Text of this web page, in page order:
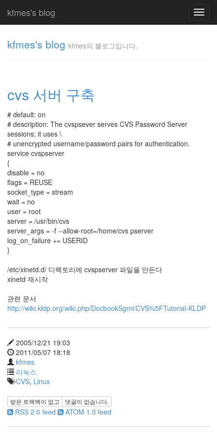
kfmes's blog
kfmes's blog kfmes의 블로그입니다.
cvs 서버 구축
# default: on
# description: The cvspsever serves CVS Password Server
sessions; it uses \
# unencrypted username/password pairs for authentication.
service cvspserver
{
disable = no
flags = REUSE
socket_type = stream
wait = no
user = root
server = /usr/bin/cvs
server_args = -f --allow-root=/home/cvs pserver
log_on_failure += USERID
}
/etc/xinetd.d/ 디렉토리에 cvspserver 파일을 만든다
xinetd 재시작
관련 문서
http://wiki.kldp.org/wiki.php/DocbookSgml/CVS%5FTutorial-KLDP
2005/12/21 19:03
2011/05/07 18:18
kfmes
리눅스
CVS, Linux
받은 트랙백이 없고 댓글이 없습니다.
RSS 2.0 feed ATOM 1.0 feed
다.
Tag
Cloud
kfmes
JateON
테
슬
라
Java
테
온
모
델
전
기
차
ubuntu
Linux
90D